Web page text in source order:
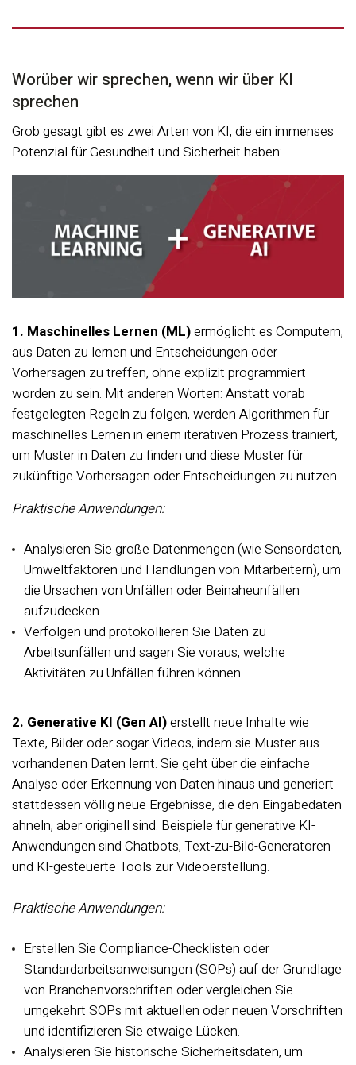
Worüber wir sprechen, wenn wir über KI
sprechen
Grob gesagt gibt es zwei Arten von KI, die ein immenses
Potenzial für Gesundheit und Sicherheit haben:
1. Maschinelles Lernen (ML)ermöglicht es Computern,
aus Daten zu lernen und Entscheidungen oder
Vorhersagen zu treffen, ohne explizit programmiert
worden zu sein. Mit anderen Worten: Anstatt vorab
festgelegten Regeln zu folgen, werden Algorithmen für
maschinelles Lernen in einem iterativen Prozess trainiert,
um Muster in Daten zu finden und diese Muster für
zukünftige Vorhersagen oder Entscheidungen zu nutzen.
Praktische Anwendungen:
Analysieren Sie große Datenmengen (wie Sensordaten,
Umweltfaktoren und Handlungen von Mitarbeitern), um
die Ursachen von Unfällen oder Beinaheunfällen
aufzudecken.
Verfolgen und protokollieren Sie Daten zu
Arbeitsunfällen und sagen Sie voraus, welche
Aktivitäten zu Unfällen führen können.
2. Generative KI (Gen AI)erstellt neue Inhalte wie
Texte, Bilder oder sogar Videos, indem sie Muster aus
vorhandenen Daten lernt. Sie geht über die einfache
Analyse oder Erkennung von Daten hinaus und generiert
stattdessen völlig neue Ergebnisse, die den Eingabedaten
ähneln, aber originell sind. Beispiele für generative KI-
Anwendungen sind Chatbots, Text-zu-Bild-Generatoren
und KI-gesteuerte Tools zur Videoerstellung.
Praktische Anwendungen:
Erstellen Sie Compliance-Checklisten oder
Standardarbeitsanweisungen (SOPs) auf der Grundlage
von Branchenvorschriften oder vergleichen Sie
umgekehrt SOPs mit aktuellen oder neuen Vorschriften
und identifizieren Sie etwaige Lücken.
Analysieren Sie historische Sicherheitsdaten, um